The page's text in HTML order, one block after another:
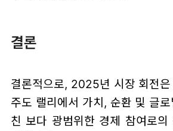
결론
결론적으로, 2025년 시장 회전
주도 랠리에서 가치, 순환 및 글
친 보다 광범위한 경제 참여로의